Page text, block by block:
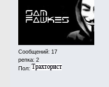
Сообщений: 17
репка: 2
Пол: